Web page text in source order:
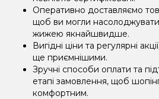
Оперативно доставляємо
щоб ви могли
жижею якнайшвидше.
Вигідні ціни та регулярні
ще приємнішими.
Зручні способи оплати та
етапі замовлення, щоб
комфортним.